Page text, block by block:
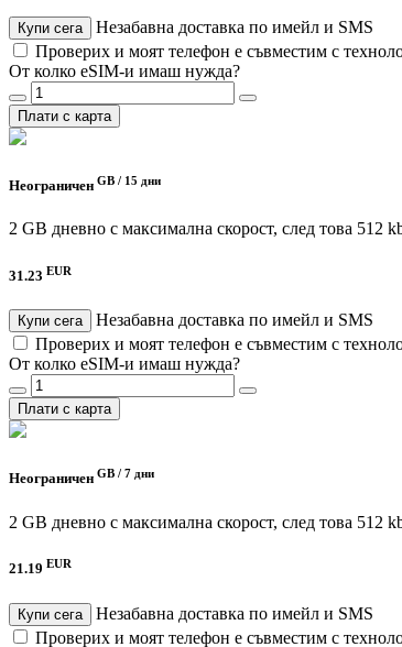
Купи сега
Незабавна доставка по имейл и SMS
Проверих и моят телефон е съвместим с
От колко eSIM-и имаш нужда?
Плати с карта
Неограничен GB / 15 дни
2 GB дневно с максимална скорост, след това 512
31.23 EUR
Купи сега
Незабавна доставка по имейл и SMS
Проверих и моят телефон е съвместим с
От колко eSIM-и имаш нужда?
Плати с карта
Неограничен GB / 7 дни
2 GB дневно с максимална скорост, след това 512
21.19 EUR
Купи сега
Незабавна доставка по имейл и SMS
Проверих и моят телефон е съвместим с